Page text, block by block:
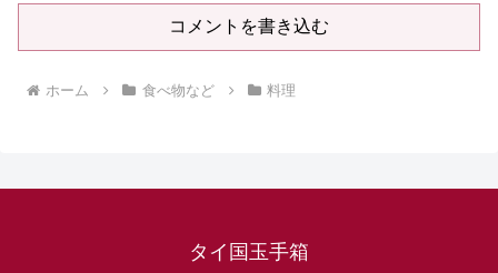
コメントを書き込む
ホーム 食べ物など 料理
タイ国玉手箱